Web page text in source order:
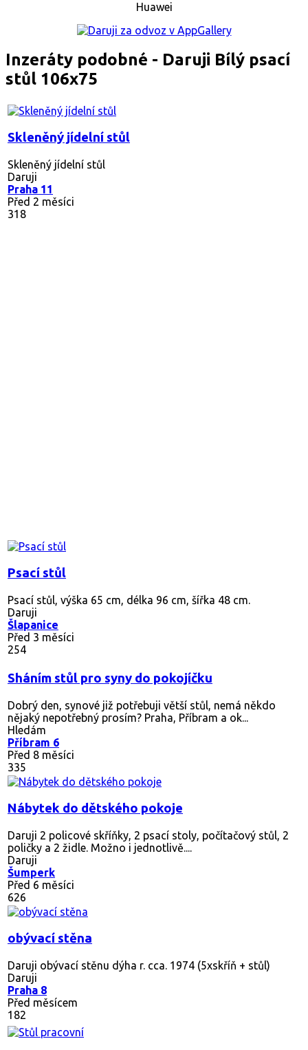
Huawei
Inzeráty podobné - Daruji Bílý psací
stůl 106x75
Skleněný jídelní stůl
Skleněný jídelní stůl
Daruji
Praha 11
Před 2 měsíci
318
Psací stůl
Psací stůl, výška 65 cm, délka 96 cm, šířka 48 cm.
Daruji
Šlapanice
Před 3 měsíci
254
Sháním stůl pro syny do pokojíčku
Dobrý den, synové již potřebuji větší stůl, nemá někdo
nějaký nepotřebný prosím? Praha, Příbram a ok...
Hledám
Příbram 6
Před 8 měsíci
335
Nábytek do dětského pokoje
Daruji 2 policové skříňky, 2 psací stoly, počítačový stůl, 2
poličky a 2 židle. Možno i jednotlivě....
Daruji
Šumperk
Před 6 měsíci
626
obývací stěna
Daruji obývací stěnu dýha r. cca. 1974 (5xskříň + stůl)
Daruji
Praha 8
Před měsícem
182